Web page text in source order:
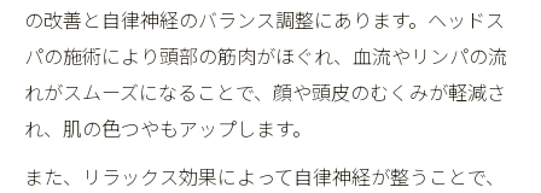
の改善と自律神経のバランス調整にあります。ヘッドス
パの施術により頭部の筋肉がほぐれ、血流やリンパの流
れがスムーズになることで、顔や頭皮のむくみが軽減さ
れ、肌の色つやもアップします。
また、リラックス効果によって自律神経が整うことで、